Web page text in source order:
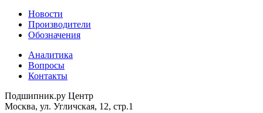
Новости
Производители
Обозначения
Аналитика
Вопросы
Контакты
Подшипник.ру Центр
Москва, ул. Угличская, 12, стр.1